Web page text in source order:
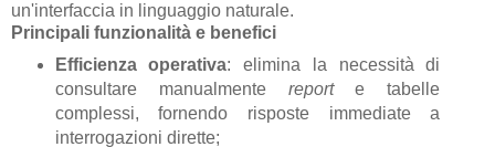
un'interfaccia in linguaggio naturale.
Principali funzionalità e benefici
Efficienza operativa: elimina la necessità di
consultare manualmente reporte tabelle
complessi, fornendo risposte immediate a
interrogazioni dirette;